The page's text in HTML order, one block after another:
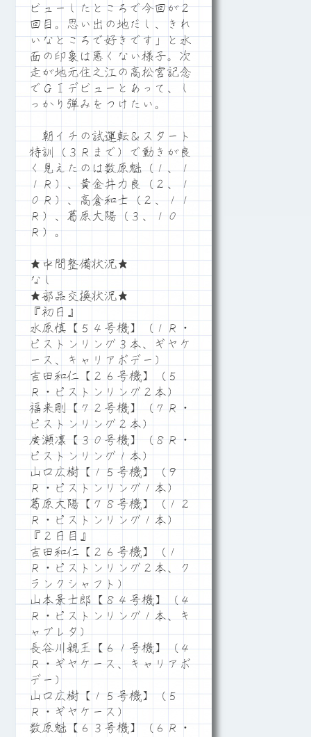
ビューしたところで今回が２
回目。思い出の地だし、きれ
いなところで好きです」と水
面の印象は悪くない様子。次
走が地元住之江の高松宮記念
でＧⅠデビューとあって、し
っかり弾みをつけたい。
朝イチの試運転＆スタート
特訓（３Ｒまで）で動きが良
く見えたのは数原魁（１、１
１Ｒ）、黄金井力良（２、１
０Ｒ）、高倉和士（２、１１
Ｒ）、葛原大陽（３、１０
Ｒ）。
★中間整備状況★
なし
★部品交換状況★
『初日』
水原慎【５４号機】（１Ｒ・
ピストンリング３本、ギヤケ
ース、キャリアボデー）
吉田和仁【２６号機】（５
Ｒ・ピストンリング２本）
福来剛【７２号機】（７Ｒ・
ピストンリング２本）
廣瀬凛【３０号機】（８Ｒ・
ピストンリング１本）
山口広樹【１５号機】（９
Ｒ・ピストンリング１本）
葛原大陽【７８号機】（１２
Ｒ・ピストンリング１本）
『２日目』
吉田和仁【２６号機】（１
Ｒ・ピストンリング２本、ク
ランクシャフト）
山本景士郎【８４号機】（４
Ｒ・ピストンリング１本、キ
ャブレタ）
長谷川親王【６１号機】（４
Ｒ・ギヤケース、キャリアボ
デー）
山口広樹【１５号機】（５
Ｒ・ギヤケース）
数原魁【６３号機】（６Ｒ・